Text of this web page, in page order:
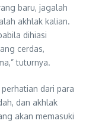
baru, jagalah
akhlak kalian.
dihiasi
cerdas,
tuturnya.
dari para
dan akhlak
akan memasuki